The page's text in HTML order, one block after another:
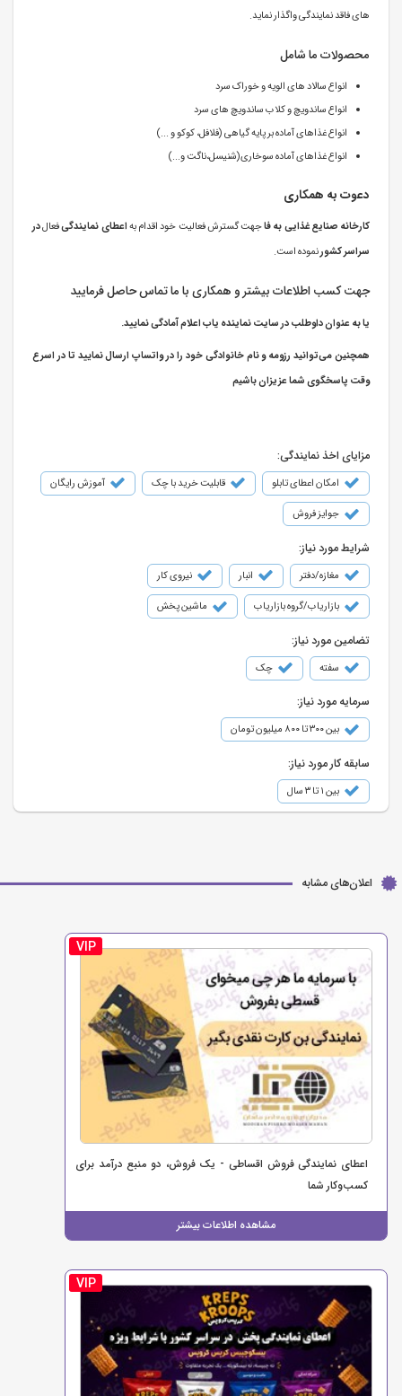
های فاقد نمایندگی واگذار نماید.
محصولات ما شامل
انواع سالاد های الویه و خوراک سرد
انواع ساندویچ و کلاب ساندویچ های سرد
انواع غذاهای آماده بر پایه گیاهی (فلافل، کوکو و ...)
انواع غذاهای آماده سوخاری(شنیسل،ناگت و...)
دعوت به همکاری
کارخانه صنایع غذایی به فاجهت گسترش فعالیت خود اقدام بهاعطای نمایندگیفعالدر
سراسر کشورنموده است.
جهت کسب اطلاعات بیشتر و همکاری با ما تماس حاصل فرمایید
یا به عنوان داوطلب در سایت نماینده یاب اعلام آمادگی نمایید.
همچنین می‌توانید رزومه و نام خانوادگی خود را در واتساپ ارسال نمایید تا در اسرع
وقت پاسخگوی شما عزیزان باشیم
مزایای اخذ نمایندگی:
امکان اعطای تابلو قابلیت خرید با چک آموزش رایگان
جوایز فروش
شرایط مورد نیاز:
مغازه/دفتر انبار نیروی کار
بازاریاب/گروه بازاریاب ماشین پخش
تضامین مورد نیاز:
سفته چک
سرمایه مورد نیاز:
بین ۳۰۰ تا ۸۰۰ میلیون تومان
سابقه کار مورد نیاز:
بین ۱ تا ۳ سال
اعلان‌های مشابه
VIP
اعطای نمایندگی فروش اقساطی - یک فروش، دو منبع درآمد برای
کسب‌وکار شما
مشاهده اطلاعات بیشتر
VIP